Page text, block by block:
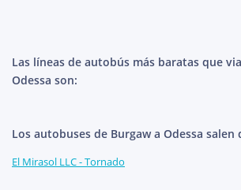
Las líneas de autobús más baratas que
Odessa son:
Los autobuses de Burgaw a Odessa salen
El Mirasol LLC - Tornado